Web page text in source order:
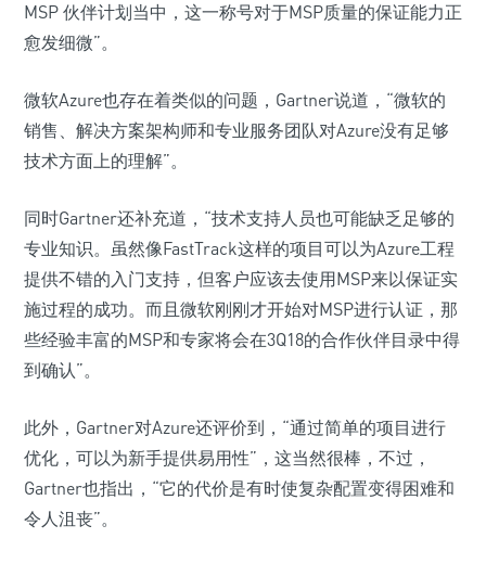
MSP 伙伴计划当中，这一称号对于MSP质量的保证能力正
愈发细微”。
微软Azure也存在着类似的问题，Gartner说道，“微软的
销售、解决方案架构师和专业服务团队对Azure没有足够
技术方面上的理解”。
同时Gartner还补充道，“技术支持人员也可能缺乏足够的
专业知识。虽然像FastTrack这样的项目可以为Azure工程
提供不错的入门支持，但客户应该去使用MSP来以保证实
施过程的成功。而且微软刚刚才开始对MSP进行认证，那
些经验丰富的MSP和专家将会在3Q18的合作伙伴目录中得
到确认”。
此外，Gartner对Azure还评价到，“通过简单的项目进行
优化，可以为新手提供易用性”，这当然很棒，不过，
Gartner也指出，“它的代价是有时使复杂配置变得困难和
令人沮丧”。